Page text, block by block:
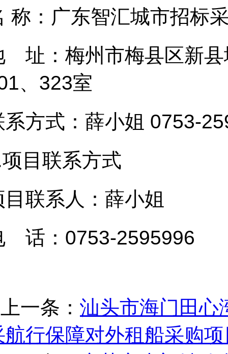
称：广东智汇城市招标
址：梅州市梅县区新县
、323室
系方式：薛小姐 0753-
项目联系方式
目联系人：薛小姐
话：0753-2595996
上一条： 汕头市海门田心
航行保障对外租船采购